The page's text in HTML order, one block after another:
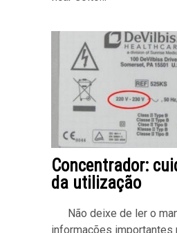
Concentrador:
da utilização
Não deixe de ler o
informações importantes